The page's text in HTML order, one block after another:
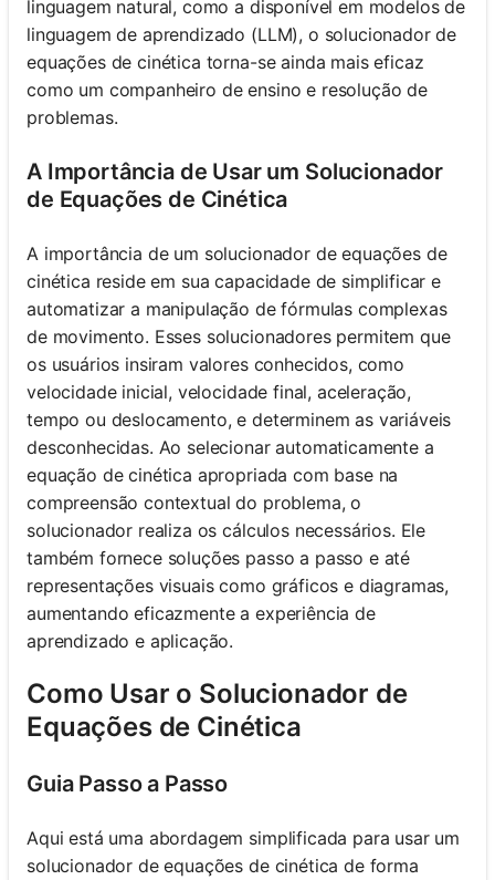
linguagem natural, como a disponível em modelos de
linguagem de aprendizado (LLM), o solucionador de
equações de cinética torna-se ainda mais eficaz
como um companheiro de ensino e resolução de
problemas.
A Importância de Usar um Solucionador
de Equações de Cinética
A importância de um solucionador de equações de
cinética reside em sua capacidade de simplificar e
automatizar a manipulação de fórmulas complexas
de movimento. Esses solucionadores permitem que
os usuários insiram valores conhecidos, como
velocidade inicial, velocidade final, aceleração,
tempo ou deslocamento, e determinem as variáveis
desconhecidas. Ao selecionar automaticamente a
equação de cinética apropriada com base na
compreensão contextual do problema, o
solucionador realiza os cálculos necessários. Ele
também fornece soluções passo a passo e até
representações visuais como gráficos e diagramas,
aumentando eficazmente a experiência de
aprendizado e aplicação.
Como Usar o Solucionador de
Equações de Cinética
Guia Passo a Passo
Aqui está uma abordagem simplificada para usar um
solucionador de equações de cinética de forma